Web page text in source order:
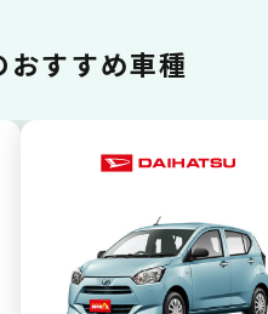
が可能
リースの利用料金を
おすすめ車種